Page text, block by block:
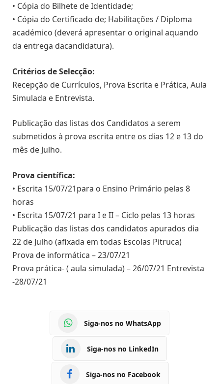
• Cópia do Bilhete de Identidade;
• Cópia do Certificado de; Habilitações / Diploma
académico (deverá apresentar o original aquando
da entrega dacandidatura).
Critérios de Selecção:
Recepção de Currículos, Prova Escrita e Prática, Aula
Simulada e Entrevista.
Publicação das listas dos Candidatos a serem
submetidos à prova escrita entre os dias 12 e 13 do
mês de Julho.
Prova científica:
• Escrita 15/07/21para o Ensino Primário pelas 8
horas
• Escrita 15/07/21 para I e II – Ciclo pelas 13 horas
Publicação das listas dos candidatos apurados dia
22 de Julho (afixada em todas Escolas Pitruca)
Prova de informática – 23/07/21
Prova prática- ( aula simulada) – 26/07/21 Entrevista
-28/07/21
Siga-nos no WhatsApp
Siga-nos no LinkedIn
Siga-nos no Facebook